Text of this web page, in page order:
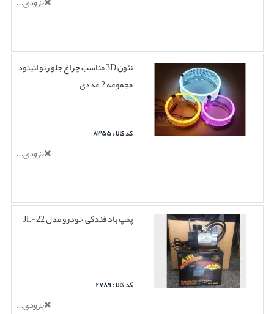
نئون 3D مناسب چراغ جلو رنو لتیتود
مجموعه 2 عددی
کد کالا : ۸۳۵۵
بزودی...
پمپ باد فندکی خودرو مدل JL-22
کد کالا : ۲۷۸۹
بزودی...